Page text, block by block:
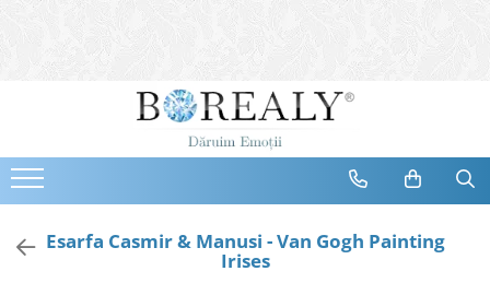
Bijuterii
Cercei
Bratari
ColiereEsarfa Casmir & Manusi - Van Gogh Painting
Irises